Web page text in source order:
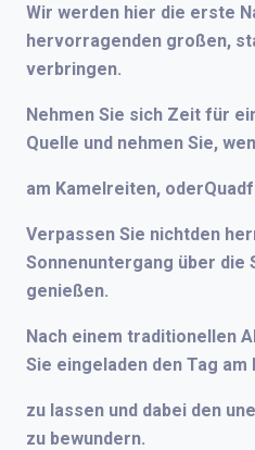
Wir werden hier die erste
hervorragenden großen,
verbringen.
Nehmen Sie sich Zeit für
Quelle und nehmen Sie,
am Kamelreiten,
Verpassen Sie nichtden
Sonnenuntergang über die
genießen.
Nach einem traditionellen
Sie eingeladen den Tag
zu lassen und dabei den
zu bewundern.